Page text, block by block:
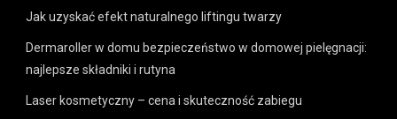
Jak uzyskać efekt naturalnego liftingu twarzy
Dermaroller w domu bezpieczeństwo w domowej pielęgnacji:
najlepsze składniki i rutyna
Laser kosmetyczny – cena i skuteczność zabiegu